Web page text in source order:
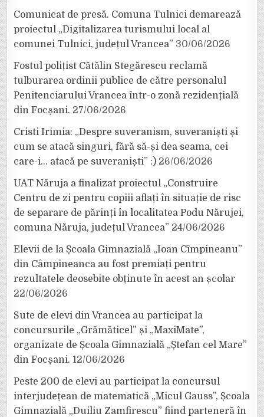
Comunicat de presă. Comuna Tulnici demarează
proiectul „Digitalizarea turismului local al
comunei Tulnici, județul Vrancea” 30/06/2026
Fostul polițist Cătălin Stegărescu reclamă
tulburarea ordinii publice de către personalul
Penitenciarului Vrancea într-o zonă rezidențială
din Focșani. 27/06/2026
Cristi Irimia: „Despre suveranism, suveraniști și
cum se atacă singuri, fără să-și dea seama, cei
care-i… atacă pe suveraniști” :) 26/06/2026
UAT Năruja a finalizat proiectul „Construire
Centru de zi pentru copiii aflați în situație de risc
de separare de părinți în localitatea Podu Nărujei,
comuna Năruja, județul Vrancea” 24/06/2026
Elevii de la Școala Gimnazială „Ioan Cîmpineanu”
din Câmpineanca au fost premiați pentru
rezultatele deosebite obținute în acest an școlar
22/06/2026
Sute de elevi din Vrancea au participat la
concursurile „Grămăticel” și „MaxiMate”,
organizate de Școala Gimnazială „Ștefan cel Mare”
din Focșani. 12/06/2026
Peste 200 de elevi au participat la concursul
interjudețean de matematică „Micul Gauss”, Școala
Gimnazială „Duiliu Zamfirescu” fiind parteneră în